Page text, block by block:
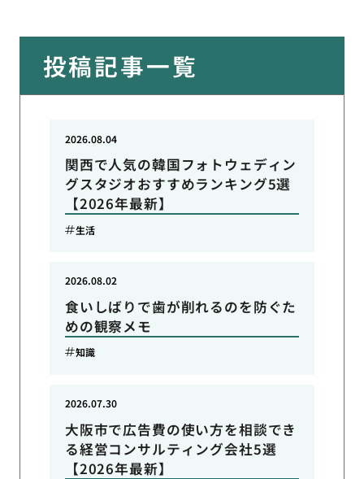
投稿記事一覧
関西で人気の韓国フォトウェディン
グスタジオおすすめランキング5選
【2026年最新】
2026.08.04
生活
食いしばりで歯が削れるのを防ぐた
めの観察メモ
2026.08.02
知識
大阪市で広告費の使い方を相談でき
る経営コンサルティング会社5選
【2026年最新】
2026.07.30